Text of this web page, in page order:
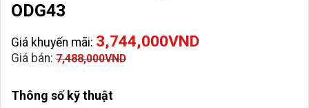
ODG43
Giá khuyến mãi: 3,744,000VND
Giá bán: 7,488,000VND
Thông số kỹ thuật